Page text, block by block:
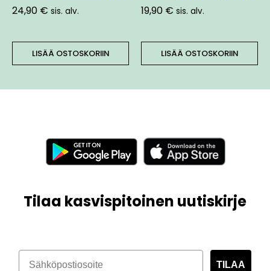
24,90 € sis. alv.
LISÄÄ OSTOSKORIIN
19,90 € sis. alv.
LISÄÄ OSTOSKORIIN
Tilaa kasvispitoinen uutiskirje
TILAA